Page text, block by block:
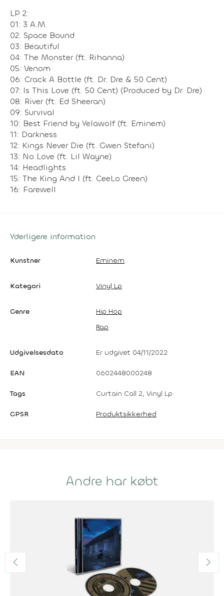
LP 2:
01: 3 A.M.
02: Space Bound
03: Beautiful
04: The Monster (ft. Rihanna)
05: Venom
06: Crack A Bottle (ft. Dr. Dre & 50 Cent)
07: Is This Love (ft. 50 Cent) (Produced by Dr. Dre)
08: River (ft. Ed Sheeran)
09: Survival
10: Best Friend by Yelawolf (ft. Eminem)
11: Darkness
12: Kings Never Die (ft. Gwen Stefani)
13: No Love (ft. Lil Wayne)
14: Headlights
15: The King And I (ft. CeeLo Green)
16: Farewell
Yderligere information
Kunstner Eminem
Kategori Vinyl Lp
Genre
Hip Hop
Rap
Udgivelsesdato Er udgivet 04/11/2022
EAN 0602448000248
Tags Curtain Call 2, Vinyl Lp
GPSR Produktsikkerhed
Andre har købt